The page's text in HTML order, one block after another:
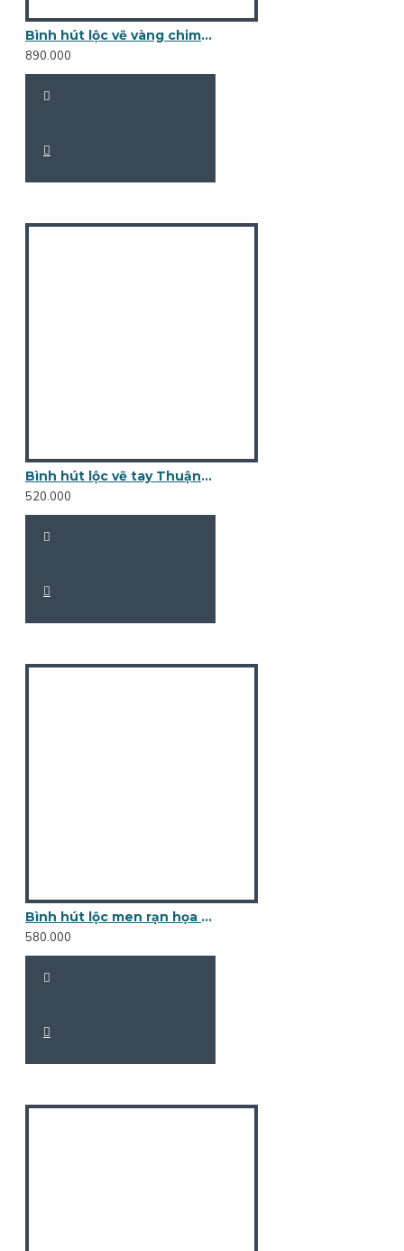
Bình hút lộc vẽ vàng chim công hoa ngọc lan BL16
890.000
Bình hút lộc vẽ tay Thuận buồm xuôi gió BL18
520.000
Bình hút lộc men rạn họa tiết cá chép sen phú quý BL17A
580.000